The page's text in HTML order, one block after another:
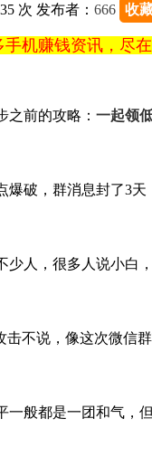
次 发布者： 666 收
手机赚钱资讯，尽在
之前的攻略： 一起领
破，群消息封了3天
人，很多人说小白
击不说，像这次微信
般都是一团和气，